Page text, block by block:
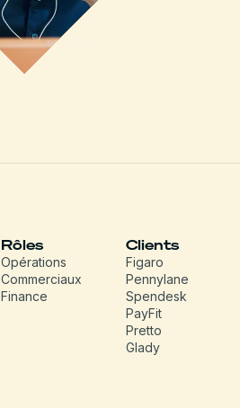
Rôles
Opérations
Commerciaux
Finance
Clients
Figaro
Pennylane
Spendesk
PayFit
Pretto
Glady